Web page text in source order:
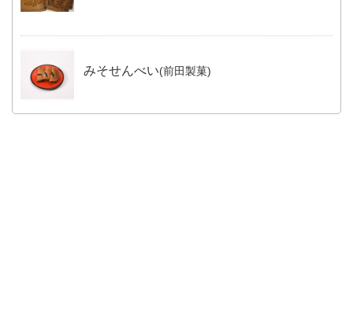
みそせんべい(前田製菓)